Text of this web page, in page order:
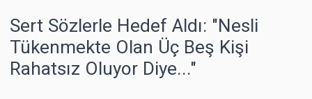
Sert Sözlerle Hedef Aldı: "Nesli
Tükenmekte Olan Üç Beş Kişi
Rahatsız Oluyor Diye..."